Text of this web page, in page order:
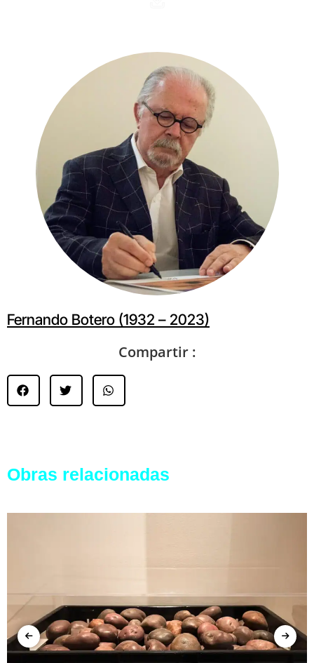
Fernando Botero (1932 – 2023)
Compartir :
Obras relacionadas